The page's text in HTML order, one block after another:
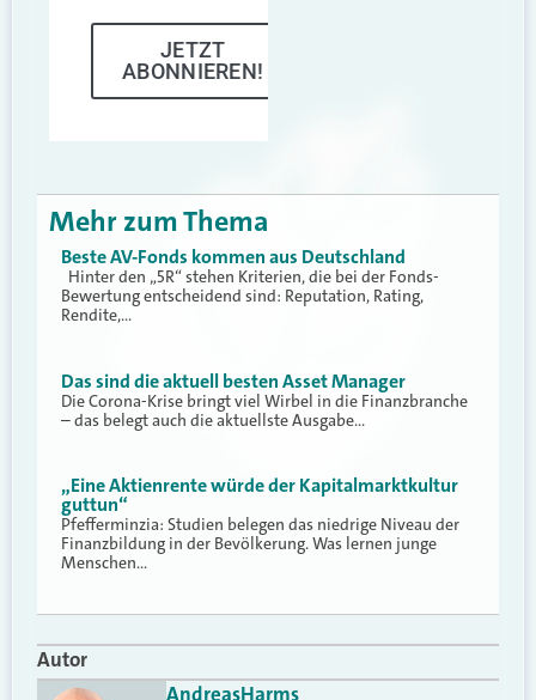
JETZT
ABONNIEREN!
Mehr zum Thema
Beste AV-Fonds kommen aus Deutschland
Hinter den „5R“ stehen Kriterien, die bei der Fonds-
Bewertung entscheidend sind: Reputation, Rating,
Rendite,…
Das sind die aktuell besten Asset Manager
Die Corona-Krise bringt viel Wirbel in die Finanzbranche
– das belegt auch die aktuellste Ausgabe…
„Eine Aktienrente würde der Kapitalmarktkultur
guttun“
Pfefferminzia: Studien belegen das niedrige Niveau der
Finanzbildung in der Bevölkerung. Was lernen junge
Menschen…
Autor
AndreasHarms